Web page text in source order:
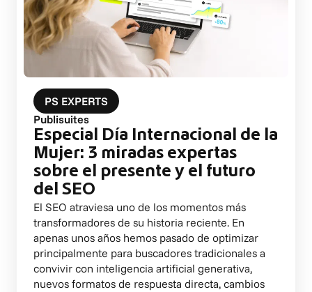
PS EXPERTS
Publisuites
Especial Día Internacional de la
Mujer: 3 miradas expertas
sobre el presente y el futuro
del SEO
El SEO atraviesa uno de los momentos más
transformadores de su historia reciente. En
apenas unos años hemos pasado de optimizar
principalmente para buscadores tradicionales a
convivir con inteligencia artificial generativa,
nuevos formatos de respuesta directa, cambios